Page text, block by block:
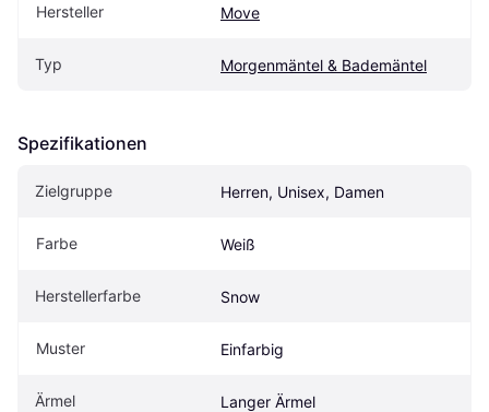
Hersteller Move
Typ Morgenmäntel & Bademäntel
Spezifikationen
Zielgruppe Herren, Unisex, Damen
Farbe Weiß
Herstellerfarbe Snow
Muster Einfarbig
Ärmel Langer Ärmel